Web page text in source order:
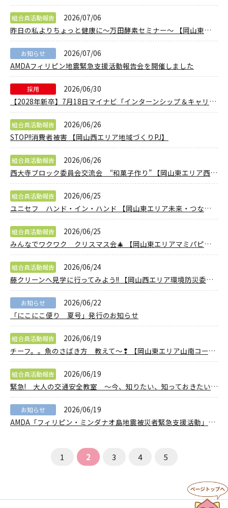
組合員活動報告
2026/07/06
昨日の私よりちょっと健康に～万田酵素セミナー～ 【岡山東エリア政田コープ委員会】
お知らせ
2026/07/06
AMDAフィリピン地震緊急支援活動報告会を開催しました
採用
2026/06/30
【2028年新卒】7月18日マイナビ「インターンシップ＆キャリア発見フェア」に出展します！
組合員活動報告
2026/06/26
STOP!!消費者被害 【岡山西エリア地域づくりPJ】
組合員活動報告
2026/06/26
西大寺ブロック委員会交流会 “和菓子作り” 【岡山東エリア西大寺ブロック委員会】
組合員活動報告
2026/06/25
ユニセフ ハンド・イン・ハンド 【岡山東エリア未来・つながるPJ】
組合員活動報告
2026/06/25
みんなでワクワク クリスマス会🎄 【岡山東エリアマミパピ委員会】
組合員活動報告
2026/06/24
藤クリーンへ見学に行ってみよう!! 【岡山西エリア環境防災委員会】
お知らせ
2026/06/22
「にこにこ便り 夏号」発行のお知らせ
組合員活動報告
2026/06/19
チーフ。。魚のさばき方 教えて～❢ 【岡山東エリア山南コープ委員会】
組合員活動報告
2026/06/19
緊急! 大人の交通安全教室 ～今、知りたい、知っておきたい、自転車のルール～ 【岡山西エリア平福コープ委員会】
お知らせ
2026/06/19
AMDA「フィリピン・ミンダナオ島地震被災者緊急支援活動」に50万円拠出
1 2 3 4 5